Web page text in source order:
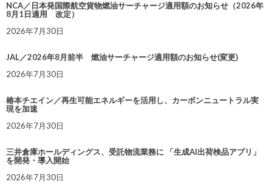
NCA／日本発国際航空貨物燃油サーチャージ適用額のお知らせ（2026年
8月1日適用 改定）
2026年7月30日
JAL／2026年8月前半 燃油サーチャージ適用額のお知らせ(変更)
2026年7月30日
椿本チエイン／再生可能エネルギーを活用し、カーボンニュートラル実
現を加速
2026年7月30日
三井倉庫ホールディングス、受託物流業務に 「生成AI出荷検品アプリ」
を開発・導入開始
2026年7月30日